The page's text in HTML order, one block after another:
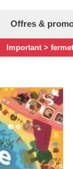
Offres &
Important >